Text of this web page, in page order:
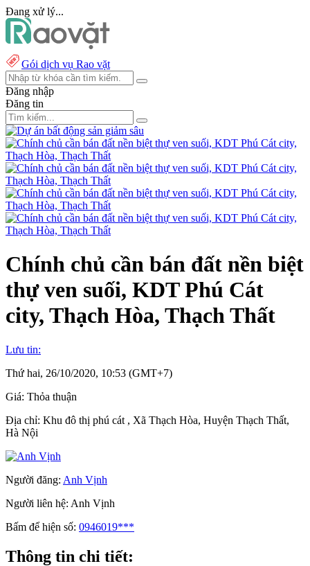
Đang xử lý...
Gói dịch vụ Rao vặt
Đăng nhập
Đăng tin
Chính chủ cần bán đất nền biệt
thự ven suối, KDT Phú Cát
city, Thạch Hòa, Thạch Thất
Lưu tin:
Thứ hai, 26/10/2020, 10:53 (GMT+7)
Giá: Thỏa thuận
Địa chỉ: Khu đô thị phú cát , Xã Thạch Hòa, Huyện Thạch Thất,
Hà Nội
Người đăng: Anh Vịnh
Người liên hệ: Anh Vịnh
Bấm để hiện số: 0946019***
Thông tin chi tiết: